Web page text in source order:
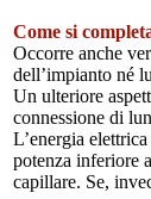
Come si
Occorre anche
dell’impianto né
Un ulteriore
connessione di
L’energia
potenza inferiore
capillare. Se,